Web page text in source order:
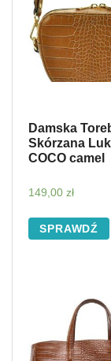
Damska
Skórzana
COCO camel
149,00 zł
SPRAWDŹ